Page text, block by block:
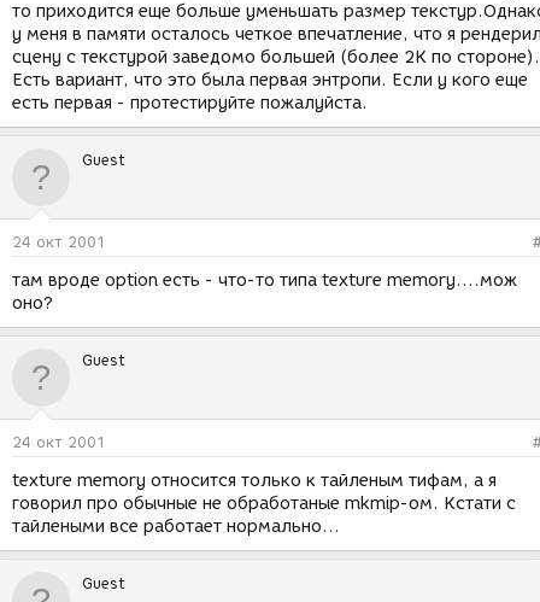
то приходится еще больше уменьшать размер
у меня в памяти осталось четкое впечатление, что я
сцену с текстурой заведомо большей (более 2К по стороне).
Есть вариант, что это была первая энтропи. Если у кого еще
есть первая - протестируйте пожалуйста.
Guest
24 окт 2001
там вроде option есть - что-то типа texture memory....мож
оно?
Guest
24 окт 2001
texture memory относится только к тайленым тифам, а я
говорил про обычные не обработаные mkmip-ом. Кстати с
тайлеными все работает нормально...
Guest